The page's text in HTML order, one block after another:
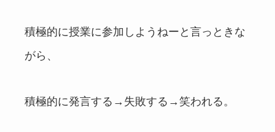
積極的に授業に参加しようねーと言っときな
がら、
積極的に発言する→失敗する→笑われる。